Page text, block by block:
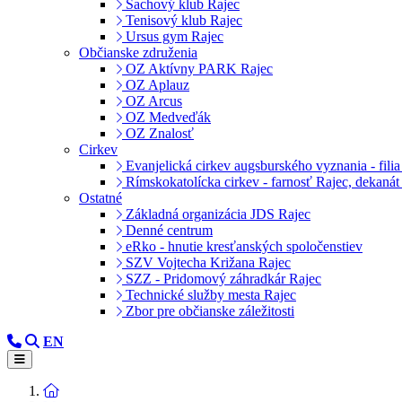
Šachový klub Rajec
Tenisový klub Rajec
Ursus gym Rajec
Občianske združenia
OZ Aktívny PARK Rajec
OZ Aplauz
OZ Arcus
OZ Medveďák
OZ Znalosť
Cirkev
Evanjelická cirkev augsburského vyznania -
Rímskokatolícka cirkev - farnosť Rajec, dekanát
Ostatné
Základná organizácia JDS Rajec
Denné centrum
eRko - hnutie kresťanských spoločenstiev
SZV Vojtecha Križana Rajec
SZZ - Pridomový záhradkár Rajec
Technické služby mesta Rajec
Zbor pre občianske záležitosti
EN